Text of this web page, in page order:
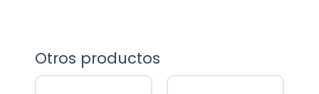
Otros productos